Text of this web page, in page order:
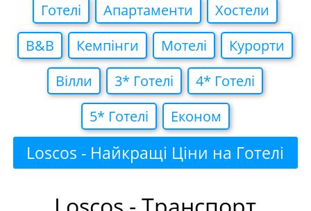
Готелi Апартаменти
Хостели
B&B
Кемпiнги Мотелi
Курорти
Вiлли
3* Готелi
4* Готелi
5* Готелi
Економ
Loscos - Найкращі Ціни на Готелі